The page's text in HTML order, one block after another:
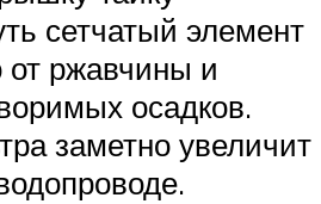
сетчатый элемент
от ржавчины и
осадков.
заметно увеличит